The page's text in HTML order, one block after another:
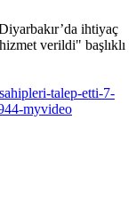
ihtiyaç
verildi" başlıklı
talep-etti-7-
myvideo